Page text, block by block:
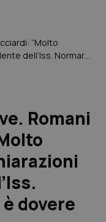
“Molto
dell’Iss. Normare
Romani
dovere